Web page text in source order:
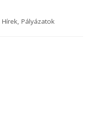
Hírek, Pályázatok